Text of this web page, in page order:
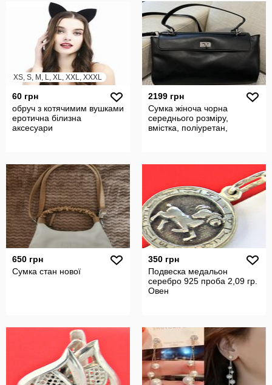
XS, S, M, L, XL, XXL, XXXL
60 грн
обруч з котячимим вушками
еротична білизна
аксесуари
2199 грн
Сумка жіноча чорна
середнього розміру,
вмістка, поліуретан,
650 грн
Сумка стан нової
350 грн
Подвеска медальон
серебро 925 проба 2,09 гр.
Овен